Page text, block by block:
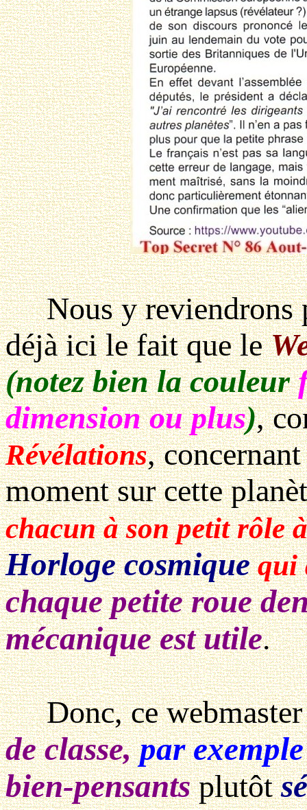
Nous y reviendrons
déjà ici le fait que le
(notez bien la couleur
dimension ou plus),
Révélations,
moment sur cette
chacun à son petit rôle
Horloge cosmiquequi
chaque petite roue
mécanique est utile.
Donc, ce
de classe,par exemple
bien-pensantsplutôt